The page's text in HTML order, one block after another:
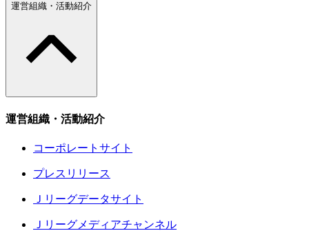
運営組織・活動紹介
運営組織・活動紹介
コーポレートサイト
プレスリリース
Ｊリーグデータサイト
Ｊリーグメディアチャンネル